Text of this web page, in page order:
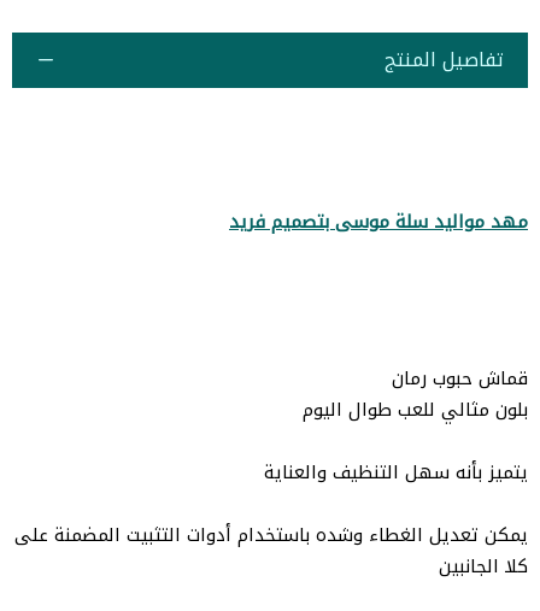
تفاصيل المنتج
مهد مواليد سلة موسى بتصميم فريد
قماش حبوب رمان
بلون مثالي للعب طوال اليوم
يتميز بأنه سهل التنظيف والعناية
يمكن تعديل الغطاء وشده باستخدام أدوات التثبيت المضمنة على
كلا الجانبين